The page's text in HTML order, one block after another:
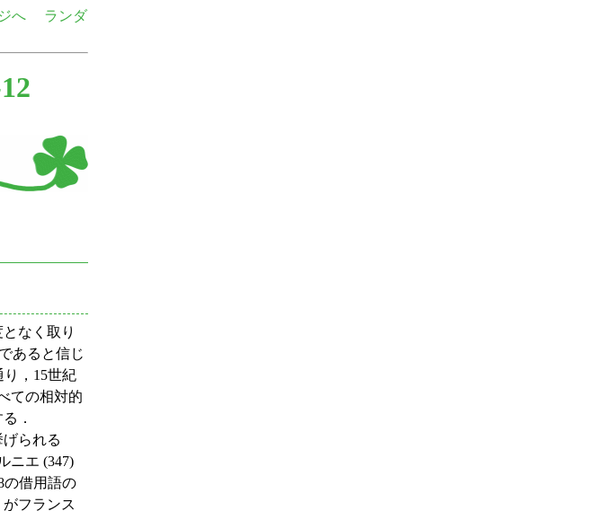
へ
ランダ
なく取り
あると信じ
，15世紀
ての相対的
．
られる
ニエ (347)
の借用語の
がフランス